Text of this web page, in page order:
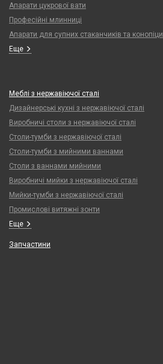
Апарати цукрової вати
Професійні млинниці
Апарати для супних стаканчиків та конопіци
Еще
Меблі з нержавіючої сталі
Дизайнерські кухні з нержавіючої сталі
Виробничі столи з нержавіючої сталі
Столи-тумби з нержавіючої сталі
Столи-тумби з мийними ваннами
Столи з ваннами мийними
Виробничі мийки з нержавіючої сталі
Мийки-тумби з нержавіючої сталі
Промислові витяжні зонти
Еще
Запчастини